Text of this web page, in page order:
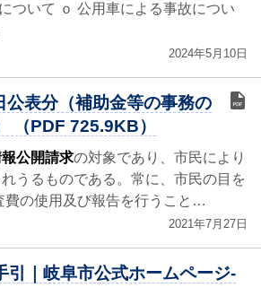
ついて ｏ 公用車による事故につい
2024年5月10日
表分（補助金等の事務の
（PDF 725.9KB）
公開請求の対象であり、市民により
うるものである。常に、市民の目を
費の使用及び報告を行うこと…
2021年7月27日
引｜岐阜市公式ホームページ-